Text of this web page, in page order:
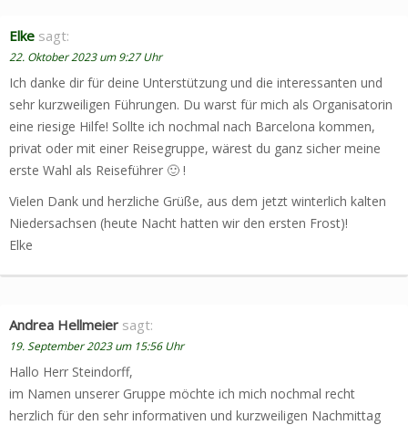
Elke sagt:
22. Oktober 2023 um 9:27 Uhr
Ich danke dir für deine Unterstützung und die interessanten und
sehr kurzweiligen Führungen. Du warst für mich als Organisatorin
eine riesige Hilfe! Sollte ich nochmal nach Barcelona kommen,
privat oder mit einer Reisegruppe, wärest du ganz sicher meine
erste Wahl als Reiseführer 🙂 !
Vielen Dank und herzliche Grüße, aus dem jetzt winterlich kalten
Niedersachsen (heute Nacht hatten wir den ersten Frost)!
Elke
Andrea Hellmeier sagt:
19. September 2023 um 15:56 Uhr
Hallo Herr Steindorff,
im Namen unserer Gruppe möchte ich mich nochmal recht
herzlich für den sehr informativen und kurzweiligen Nachmittag